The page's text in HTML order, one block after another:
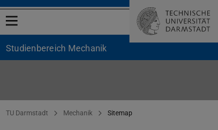
Menü öffnen
Studienbereich ­Mechanik
Sie befinden sich hier:
TU Darmstadt Mechanik Sitemap